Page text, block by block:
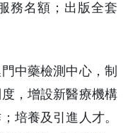
務名額；出版全套
中藥檢測中心，制
，增設新醫療機構
培養及引進人才。